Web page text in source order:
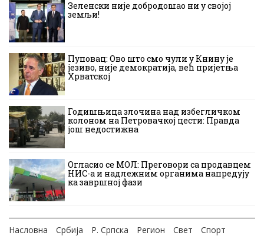
Зеленски није добродошао ни у својој
земљи!
Пуповац: Ово што смо чули у Книну је
језиво, није демократија, већ пријетња
Хрватској
Годишњица злочина над избегличком
колоном на Петровачкој цести: Правда
још недостижна
Огласио се МОЛ: Преговори са продавцем
НИС-а и надлежним органима напредују
ка завршној фази
Насловна Србија Р. Српска Регион Свет Спорт